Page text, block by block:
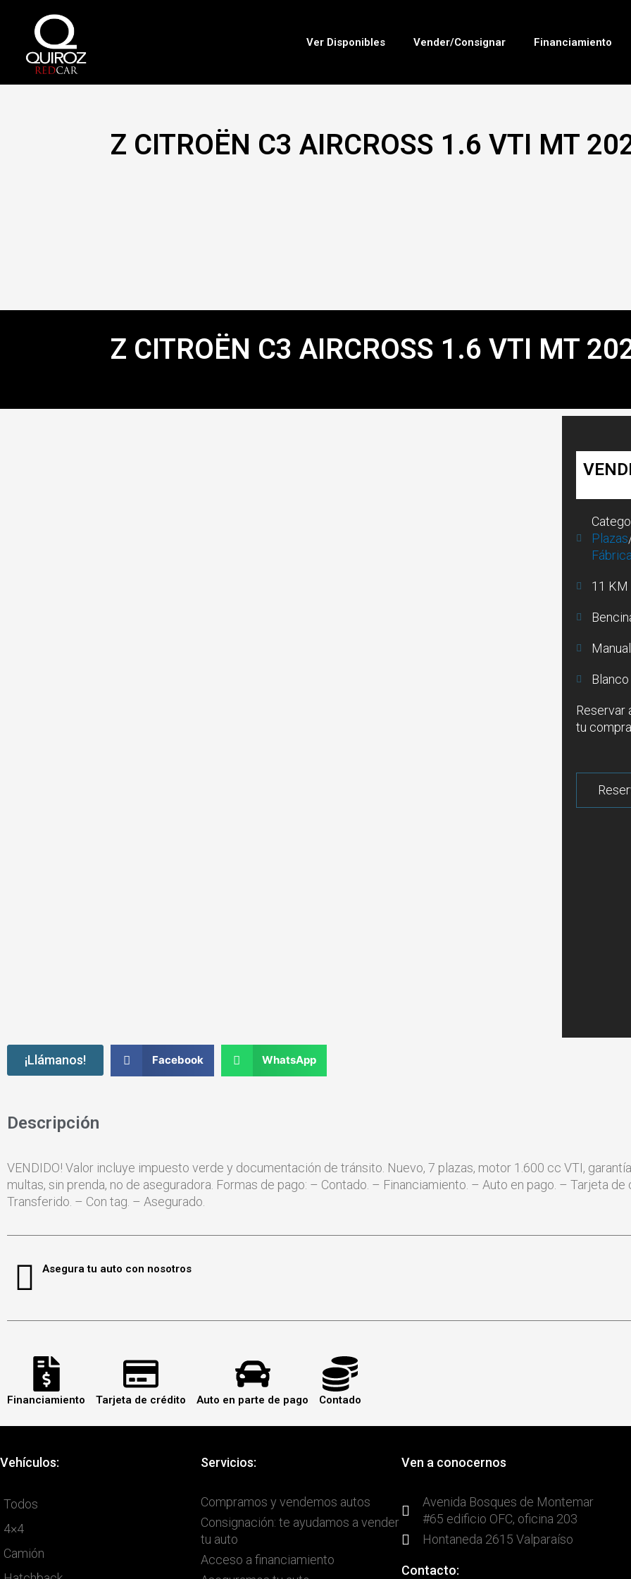
contenido
Ver Disponibles Vender/Consignar Financiamiento
Z CITROËN C3 AIRCROSS 1.6 VTI MT
Z CITROËN C3 AIRCROSS 1.6 VTI MT
Plazas
Fábrica
11 KM
Manual
Blanco
Reservar
tu compra.
¡Llámanos! Facebook WhatsApp
Descripción
VENDIDO! Valor incluye impuesto verde y documentación de tránsito. Nuevo, 7 plazas, motor 1.600 cc VTI,
multas, sin prenda, no de aseguradora. Formas de pago: – Contado. – Financiamiento. – Auto en pago. – Tarjeta
Transferido. – Con tag. – Asegurado.
Asegura tu auto con nosotros
Financiamiento Tarjeta de crédito Auto en parte de pago Contado
Vehículos:
Todos
4×4
Camión
Servicios:
Compramos y vendemos autos
Consignación: te ayudamos a vender
tu auto
Acceso a financiamiento
Ven a conocernos
Avenida Bosques de Montemar
#65 edificio OFC, oficina 203
Hontaneda 2615 Valparaíso
Contacto: